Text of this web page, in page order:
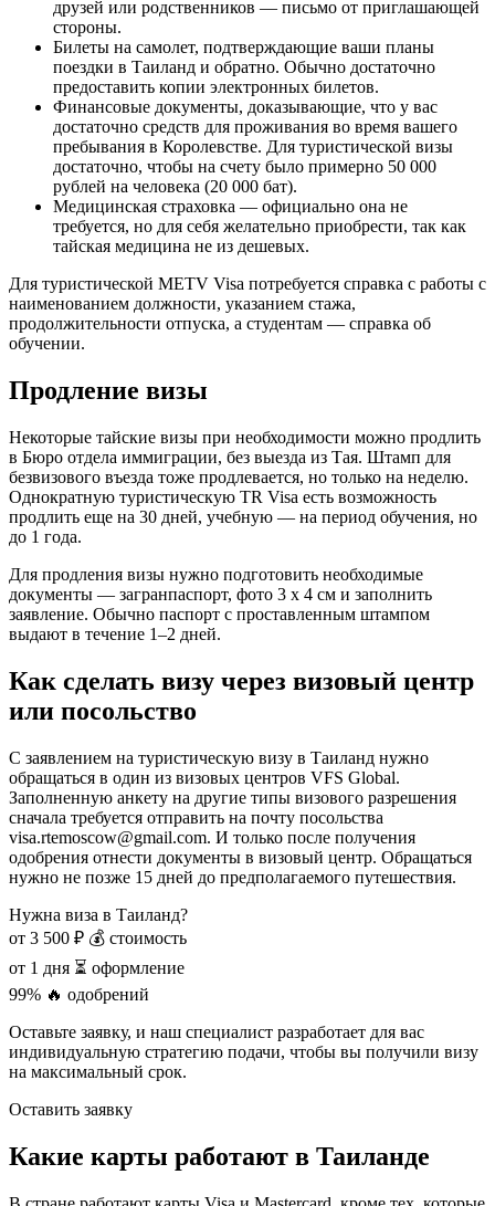
друзей или родственников — письмо от приглашающей
стороны.
Билеты на самолет, подтверждающие ваши планы
поездки в Таиланд и обратно. Обычно достаточно
предоставить копии электронных билетов.
Финансовые документы, доказывающие, что у вас
достаточно средств для проживания во время вашего
пребывания в Королевстве. Для туристической визы
достаточно, чтобы на счету было примерно 50 000
рублей на человека (20 000 бат).
Медицинская страховка — официально она не
требуется, но для себя желательно приобрести, так как
тайская медицина не из дешевых.
Для туристической METV Visa потребуется справка с работы с
наименованием должности, указанием стажа,
продолжительности отпуска, а студентам — справка об
обучении.
Продление визы
Некоторые тайские визы при необходимости можно продлить
в Бюро отдела иммиграции, без выезда из Тая. Штамп для
безвизового въезда тоже продлевается, но только на неделю.
Однократную туристическую TR Visa есть возможность
продлить еще на 30 дней, учебную — на период обучения, но
до 1 года.
Для продления визы нужно подготовить необходимые
документы — загранпаспорт, фото 3 х 4 см и заполнить
заявление. Обычно паспорт с проставленным штампом
выдают в течение 1–2 дней.
Как сделать визу через визовый центр
или посольство
С заявлением на туристическую визу в Таиланд нужно
обращаться в один из визовых центров VFS Global.
Заполненную анкету на другие типы визового разрешения
сначала требуется отправить на почту посольства
visa.rtemoscow@gmail.com. И только после получения
одобрения отнести документы в визовый центр. Обращаться
нужно не позже 15 дней до предполагаемого путешествия.
Нужна виза в Таиланд?
от 3 500 ₽ 💰 стоимость
от 1 дня ⏳ оформление
99% 🔥 одобрений
Оставьте заявку, и наш специалист разработает для вас
индивидуальную стратегию подачи, чтобы вы получили визу
на максимальный срок.
Оставить заявку
Какие карты работают в Таиланде